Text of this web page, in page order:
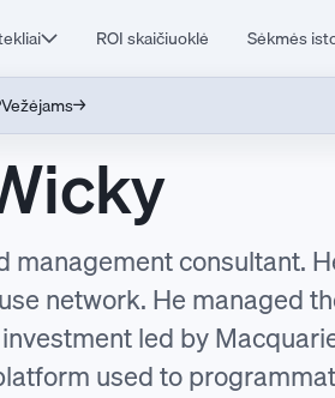
ROI skaičiuoklė Sėkmės
Vežėjams→
consultant.
network. He managed
led by
used to